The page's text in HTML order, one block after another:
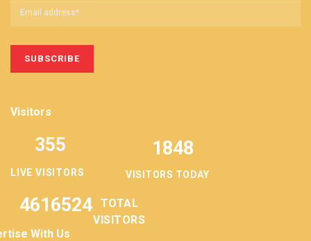
Visitors
LIVE VISITORS
355 1848
VISITORS TODAY
4616524
TOTAL
VISITORS
With Us